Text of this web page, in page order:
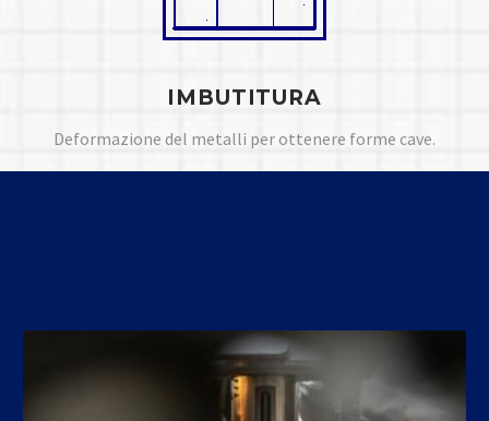
IMBUTITURA
Deformazione del metalli per ottenere forme cave.